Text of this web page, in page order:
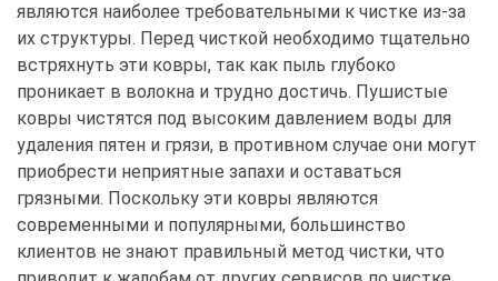
являются наиболее требовательными к чистке из-за
их структуры. Перед чисткой необходимо тщательно
встряхнуть эти ковры, так как пыль глубоко
проникает в волокна и трудно достичь. Пушистые
ковры чистятся под высоким давлением воды для
удаления пятен и грязи, в противном случае они могут
приобрести неприятные запахи и оставаться
грязными. Поскольку эти ковры являются
современными и популярными, большинство
клиентов не знают правильный метод чистки, что